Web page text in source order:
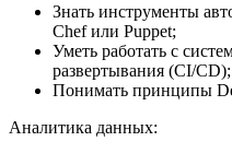
Знать инструменты
Chef или Puppet;
Уметь работать с
развертывания (CI/CD);
Понимать принципы
Аналитика данных: